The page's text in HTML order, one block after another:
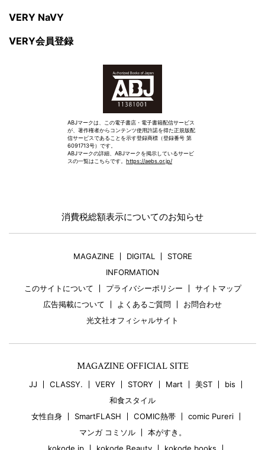
VERY NaVY
VERY会員登録
ABJマークは、この電子書店・電子書籍配信サービス
が、著作権者からコンテンツ使用許諾を得た正規版配
信サービスであることを示す登録商標（登録番号 第
6091713号）です。
ABJマークの詳細、ABJマークを掲示しているサービ
スの一覧はこちらです。 https://aebs.or.jp/
消費税総額表示についてのお知らせ
MAGAZINE DIGITAL
STORE
INFORMATION
このサイトについて
プライバシーポリシー
サイトマップ
広告掲載について
よくあるご質問
お問合わせ
光文社オフィシャルサイト
MAGAZINE OFFICIAL SITE
JJ CLASSY. VERY STORY Mart 美ST
bis
和食スタイル
女性自身
SmartFLASH COMIC熱帯
comic Pureri
マンガ コミソル
本がすき。